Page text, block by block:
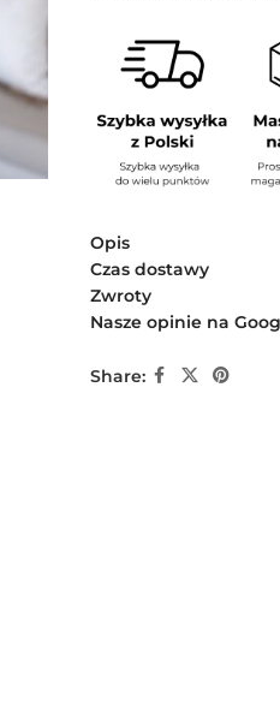
Opis
Czas dostawy
Zwroty
Nasze opinie na
Share: